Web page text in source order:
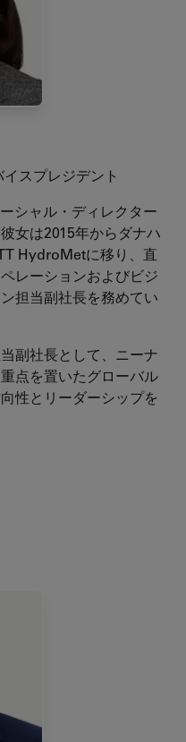
スプレジデント
シャル・ディレクター
女は2015年からダナハ
HydroMetに移り、直
レーションおよびビジ
担当副社長を務めてい
副社長として、ニーナ
点を置いたグローバル
性とリーダーシップを